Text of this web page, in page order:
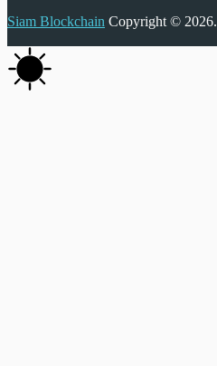
Siam Blockchain Copyright © 2026.